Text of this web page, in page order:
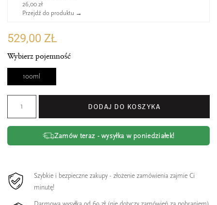
26,00 zł
Przejdź do produktu →
529,00 ZŁ
Wybierz pojemność
100ml
DODAJ DO KOSZYKA
Zamów teraz - wysyłka w poniedziałek!
Szybkie i bezpieczne zakupy - złożenie zamówienia zajmie Ci
minutę!